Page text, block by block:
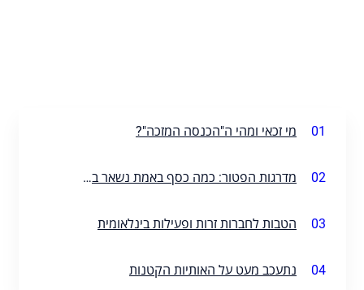
01 מי זכאי ומהי ה"הכנסה המזכה"?
02 מדרגות הפטור: כמה כסף באמת נשאר בכיס?
03 הטבות לחברות זרות ופעילות בינלאומית
04 נתעכב מעט על האותיות הקטנות